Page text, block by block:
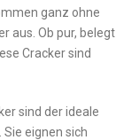
ganz ohne
aus. Ob pur, belegt
Cracker sind
sind der ideale
eignen sich